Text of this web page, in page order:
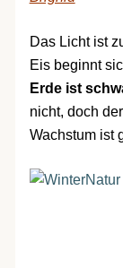
Das Licht ist
Eis beginnt
Erde ist
nicht, doch
Wachstum ist